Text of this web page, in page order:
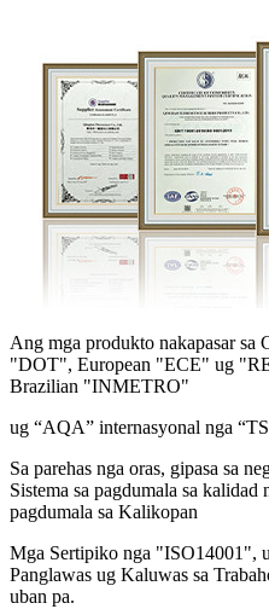
Ang mga produkto nakapasar sa
"DOT", European "ECE" ug
Brazilian "INMETRO"
ug “AQA” internasyonal nga
Sa parehas nga oras, gipasa sa
Sistema sa pagdumala sa
pagdumala sa Kalikopan
Mga Sertipiko nga "ISO14001",
Panglawas ug Kaluwas sa
uban pa.